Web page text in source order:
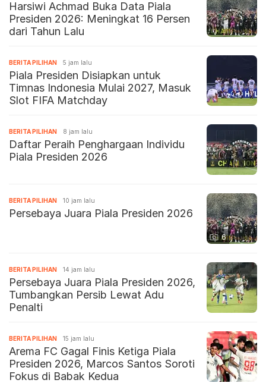
Harsiwi Achmad Buka Data Piala
Presiden 2026: Meningkat 16 Persen
dari Tahun Lalu
BERITA PILIHAN 5 jam lalu
Piala Presiden Disiapkan untuk
Timnas Indonesia Mulai 2027, Masuk
Slot FIFA Matchday
BERITA PILIHAN 8 jam lalu
Daftar Peraih Penghargaan Individu
Piala Presiden 2026
6
BERITA PILIHAN 10 jam lalu
Persebaya Juara Piala Presiden 2026
BERITA PILIHAN 14 jam lalu
Persebaya Juara Piala Presiden 2026,
Tumbangkan Persib Lewat Adu
Penalti
BERITA PILIHAN 15 jam lalu
Arema FC Gagal Finis Ketiga Piala
Presiden 2026, Marcos Santos Soroti
Fokus di Babak Kedua